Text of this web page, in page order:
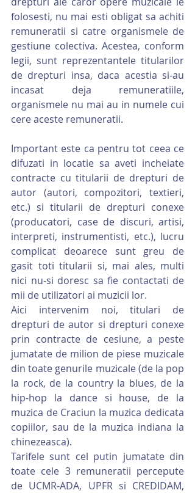
folosesti, nu mai esti obligat sa achiti
remuneratii si catre organismele de
gestiune colectiva. Acestea, conform
legii, sunt reprezentantele titularilor
de drepturi insa, daca acestia si-au
incasat deja remuneratiile,
organismele nu mai au in numele cui
cere aceste remuneratii.
Important este ca pentru tot ceea ce
difuzati in locatie sa aveti incheiate
contracte cu titularii de drepturi de
autor (autori, compozitori, textieri,
etc.) si titularii de drepturi conexe
(producatori, case de discuri, artisi,
interpreti, instrumentisti, etc.), lucru
complicat deoarece sunt greu de
gasit toti titularii si, mai ales, multi
nici nu-si doresc sa fie contactati de
mii de utilizatori ai muzicii lor.
Aici intervenim noi, titulari de
drepturi de autor si drepturi conexe
prin contracte de cesiune, a peste
jumatate de milion de piese muzicale
din toate genurile muzicale (de la pop
la rock, de la country la blues, de la
hip-hop la dance si house, de la
muzica de Craciun la muzica dedicata
copiilor, sau de la muzica indiana la
chinezeasca).
Tarifele sunt cel putin jumatate din
toate cele 3 remuneratii percepute
de UCMR-ADA, UPFR si CREDIDAM,